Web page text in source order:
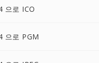
으로 ICO
으로 PGM